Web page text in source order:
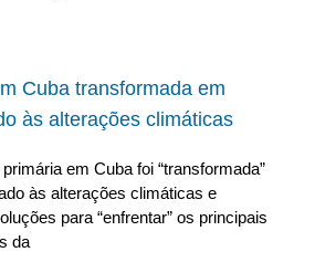
Cuba transformada em
às alterações climáticas
em Cuba foi “transformada”
às alterações climáticas e
para “enfrentar” os principais
da